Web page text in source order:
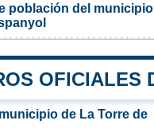
población del
OFICIALES
de La Torre de